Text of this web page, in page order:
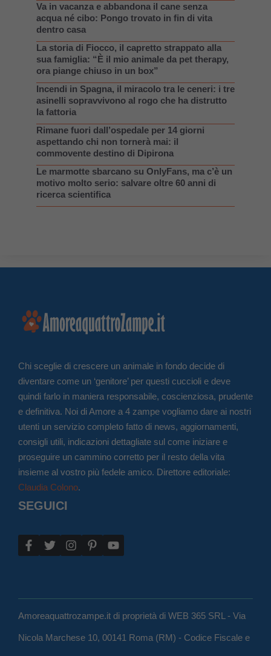
Va in vacanza e abbandona il cane senza
acqua né cibo: Pongo trovato in fin di vita
dentro casa
La storia di Fiocco, il capretto strappato alla
sua famiglia: “È il mio animale da pet therapy,
ora piange chiuso in un box”
Incendi in Spagna, il miracolo tra le ceneri: i tre
asinelli sopravvivono al rogo che ha distrutto
la fattoria
Rimane fuori dall’ospedale per 14 giorni
aspettando chi non tornerà mai: il
commovente destino di Dipirona
Le marmotte sbarcano su OnlyFans, ma c’è un
motivo molto serio: salvare oltre 60 anni di
ricerca scientifica
Chi sceglie di crescere un animale in fondo decide di
diventare come un ‘genitore’ per questi cuccioli e deve
quindi farlo in maniera responsabile, coscienziosa, prudente
e definitiva. Noi di Amore a 4 zampe vogliamo dare ai nostri
utenti un servizio completo fatto di news, aggiornamenti,
consigli utili, indicazioni dettagliate sul come iniziare e
proseguire un cammino corretto per il resto della vita
insieme al vostro più fedele amico. Direttore editoriale:
Claudia Colono.
SEGUICI
Amoreaquattrozampe.it di proprietà di WEB 365 SRL - Via
Nicola Marchese 10, 00141 Roma (RM) - Codice Fiscale e